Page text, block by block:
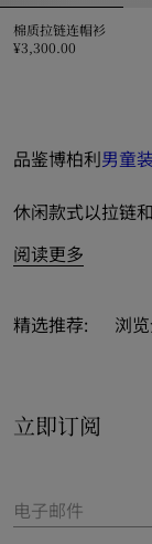
品鉴博柏利男童装
休闲款式以拉链
融入标志性
阅读更多
棉质拉链连帽衫
¥3,300.00
精选推荐: 浏
立即订阅
电子邮件